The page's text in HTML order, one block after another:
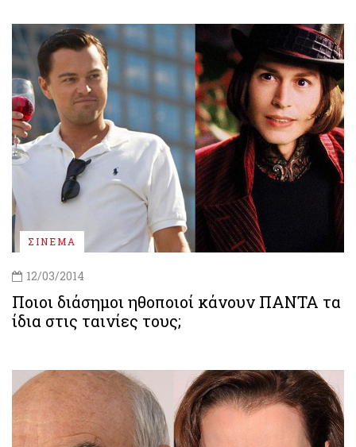
ΣΙΝΕΜΑ
12/03/2014
Ποιοι διάσημοι ηθοποιοί κάνουν ΠΑΝΤΑ τα
ίδια στις ταινίες τους;